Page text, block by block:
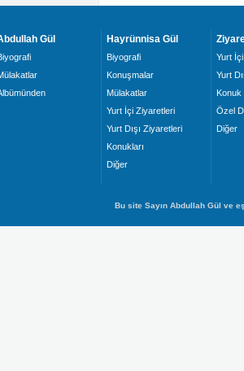
Gül Hayrünnisa Gül
Biyografi
Konuşmalar
Mülakatlar
Yurt İçi Ziyaretleri
Yurt Dışı Ziyaretleri
Konukları
Diğer
Yurt İçi
Yurt
Konuk
Özel
Diğer
Bu site Sayın Abdullah Gül ve